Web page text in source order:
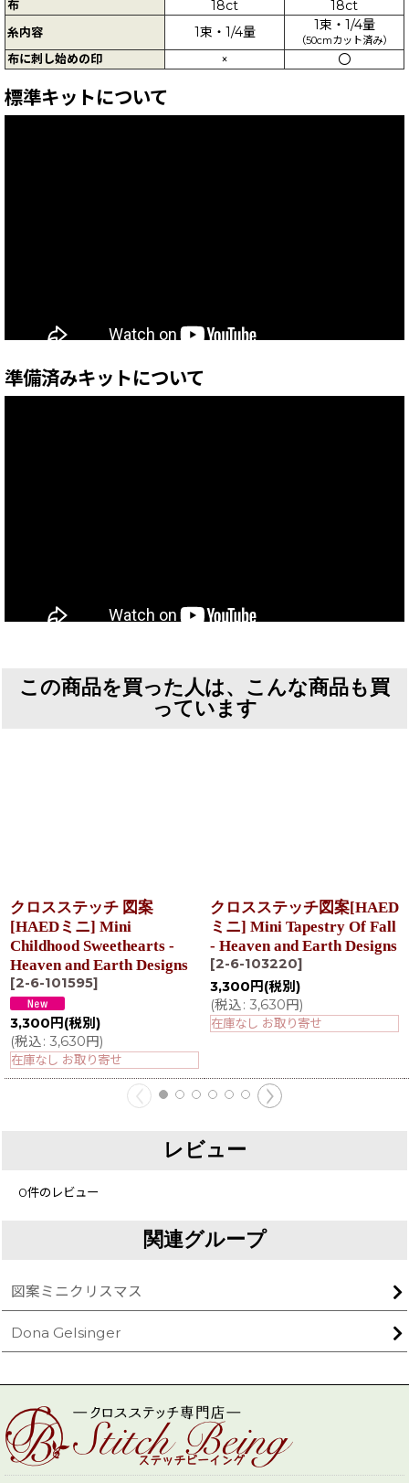
布 18ct 18ct
糸内容 1束・1/4量 1束・1/4量
（50cmカット済み）
布に刺し始めの印 × 〇
標準キットについて
準備済みキットについて
この商品を買った人は、こんな商品も買
っています
クロスステッチ 図案
[HAEDミニ] Mini
Childhood Sweethearts -
Heaven and Earth Designs
[2-6-101595]
3,300 円 (税別)
(税込: 3,630円)
在庫なし お取り寄せ
クロスステッチ図案[HAED
ミニ] Mini Tapestry Of Fall
- Heaven and Earth Designs
[2-6-103220]
3,300 円 (税別)
(税込: 3,630円)
在庫なし お取り寄せ
レビュー
0件のレビュー
関連グループ
図案ミニクリスマス
Dona Gelsinger